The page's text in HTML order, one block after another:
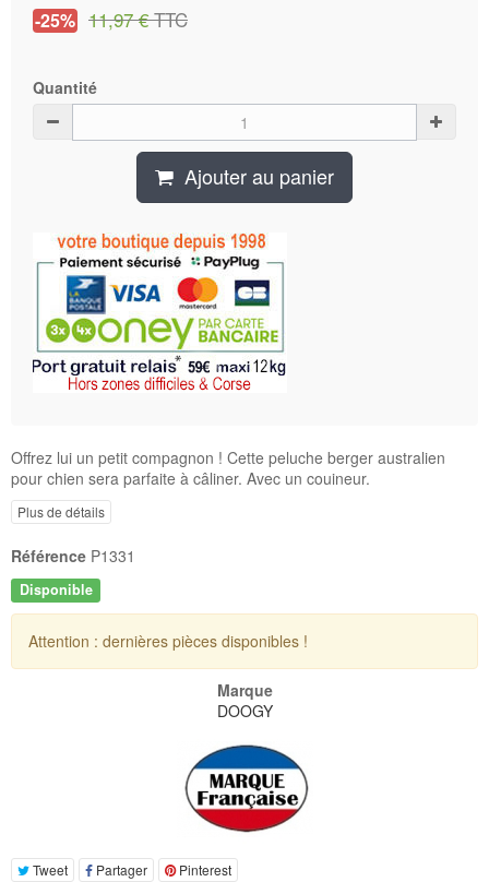
-25% 11,97 €TTC
Quantité
Ajouter au panier
Offrez lui un petit compagnon ! Cette peluche berger australien
pour chien sera parfaite à câliner. Avec un couineur.
Plus de détails
Référence P1331
Disponible
Attention : dernières pièces disponibles !
Marque
DOOGY
Tweet Partager Pinterest